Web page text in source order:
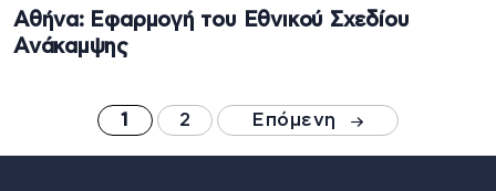
Αθήνα: Εφαρμογή του Εθνικού Σχεδίου
Ανάκαμψης
1 2 Επόμενη